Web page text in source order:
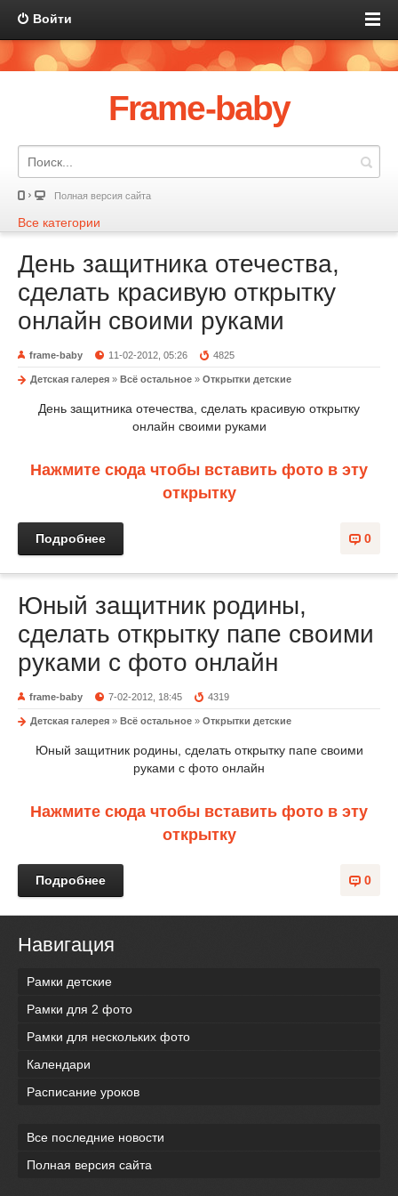
Войти
Frame-baby
Полная версия сайта
Все категории
День защитника отечества,
сделать красивую открытку
онлайн своими руками
frame-baby 11-02-2012, 05:26 4825
Детская галерея » Всё остальное » Открытки детские
День защитника отечества, сделать красивую открытку
онлайн своими руками
Нажмите сюда чтобы вставить фото в эту
открытку
0
Подробнее
Юный защитник родины,
сделать открытку папе своими
руками с фото онлайн
frame-baby 7-02-2012, 18:45 4319
Детская галерея » Всё остальное » Открытки детские
Юный защитник родины, сделать открытку папе своими
руками с фото онлайн
Нажмите сюда чтобы вставить фото в эту
открытку
0
Подробнее
Навигация
Рамки детские
Рамки для 2 фото
Рамки для нескольких фото
Календари
Расписание уроков
Все последние новости
Полная версия сайта